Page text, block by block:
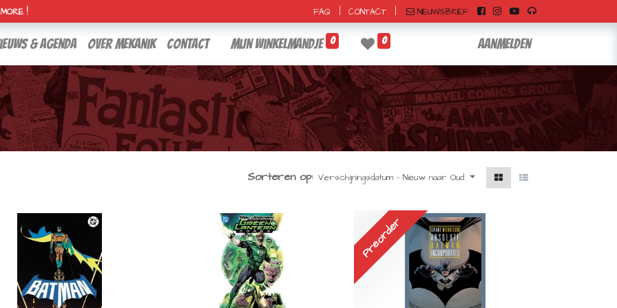
! FAQ CONTACT NIEUWSBRIEF
& agenda over mekanik contact Mijn winkelmandje 0 0 Aanmelden
Sorteren op: Verschijningsdatum - Nieuw naar Oud
Preorder